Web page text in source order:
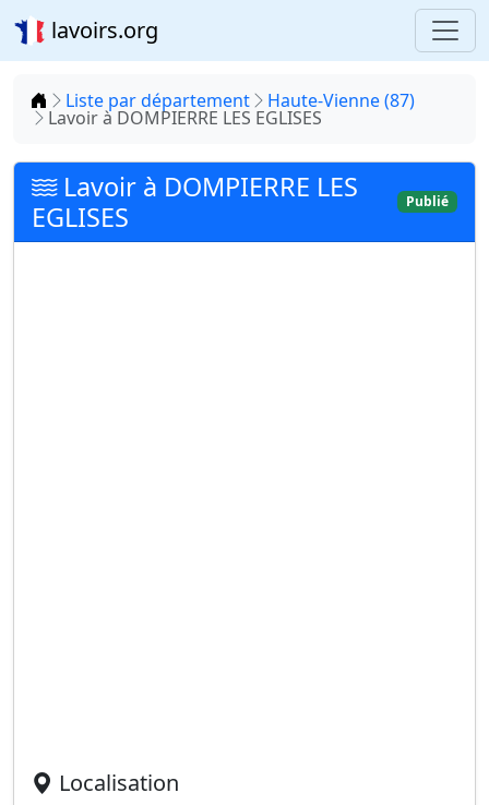
lavoirs.org
Accueil
Liste par département Haute-Vienne (87)
Lavoir à DOMPIERRE LES EGLISES
Lavoir à DOMPIERRE LES
EGLISES
Publié
Localisation